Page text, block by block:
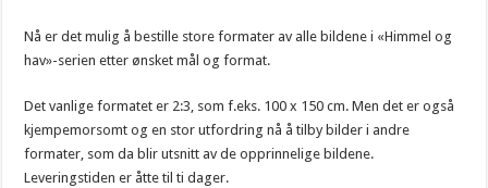
Nå er det mulig å bestille store formater av alle bildene i «Himmel og
hav»-serien etter ønsket mål og format.
Det vanlige formatet er 2:3, som f.eks. 100 x 150 cm. Men det er også
kjempemorsomt og en stor utfordring nå å tilby bilder i andre
formater, som da blir utsnitt av de opprinnelige bildene.
Leveringstiden er åtte til ti dager.